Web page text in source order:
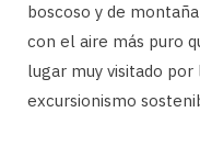
boscoso y de
con el aire más puro
lugar muy visitado
excursionismo